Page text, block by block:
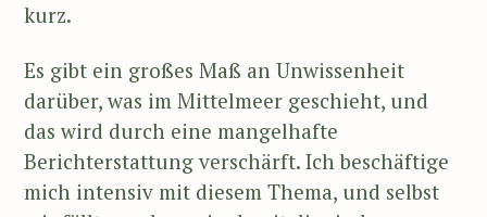
kurz.
Es gibt ein großes Maß an Unwissenheit
darüber, was im Mittelmeer geschieht, und
das wird durch eine mangelhafte
Berichterstattung verschärft. Ich beschäftige
mich intensiv mit diesem Thema, und selbst